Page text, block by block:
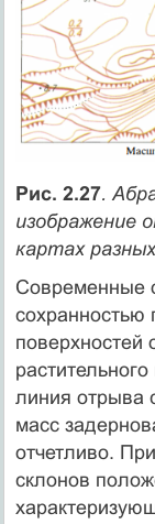
Рис. 2.27.
изображение
картах
Современные
сохранностью
поверхностей
линия отрыва
масс
отчетливо.
склонов